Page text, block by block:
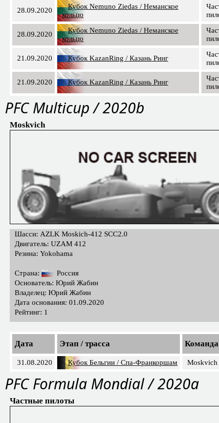
28.09.2020
Кубок Nemuno Ziedas / Неманское
кольцо
28.09.2020
Кубок Nemuno Ziedas / Неманское
кольцо
21.09.2020 Кубок KazanRing / Казань Ринг
21.09.2020 Кубок KazanRing / Казань Ринг
PFС Multicup / 2020b
Moskvich
Шасси: AZLK Moskich-412 SCC2.0
Двигатель: UZAM 412
Резина: Yokohama
Страна:
Россия
Основатель: Юрий Жабин
Владелец: Юрий Жабин
Дата основания: 01.09.2020
Рейтинг: 1
Дата Этап / трасса Команда
31.08.2020 Кубок Бельгии / Спа-Франкоршам Moskvich
PFC Formula Mondial / 2020a
Частные пилоты